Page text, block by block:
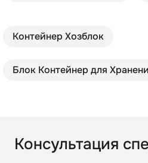
Контейнер Хозблок
Блок Контейнер для
Консультация